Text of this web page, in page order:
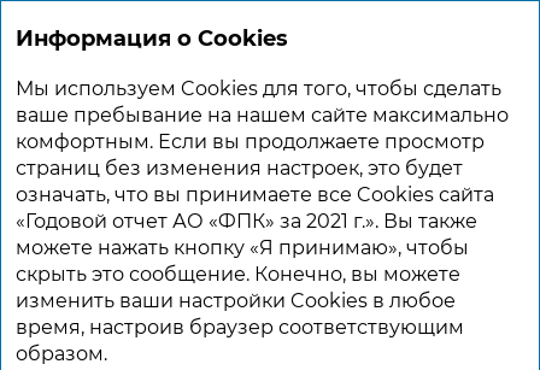
ГОДОВОЙ ОТЧЕТ 2021
Стратегические цели компании
СТРАТЕГИЧЕСКИЕ ЦЕЛИ КОМПАНИИ
Согласно Стратегии основной фокус бизнеса
Компании будет направлен на существенное
повышение маршрутных скоростей, развитие
комплексных услуг с другими видами
транспорта (мультимодальные перевозки),
наращивание объемов движения на ключевых
Информация о Cookies
Мы используем Cookies для того, чтобы сделать
ваше пребывание на нашем сайте максимально
комфортным. Если вы продолжаете просмотр
страниц без изменения настроек, это будет
означать, что вы принимаете все Cookies сайта
«Годовой отчет АО «ФПК» за 2021 г.». Вы также
можете нажать кнопку «Я принимаю», чтобы
скрыть это сообщение. Конечно, вы можете
изменить ваши настройки Cookies в любое
время, настроив браузер соответствующим
образом.